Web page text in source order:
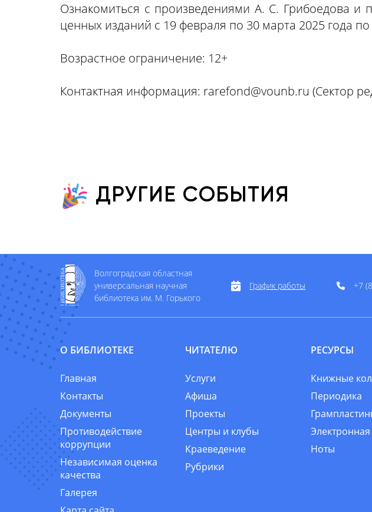
Ознакомиться с произведениями А. С. Грибоедова
ценных изданий с 19 февраля по 30 марта 2025 года
Возрастное ограничение: 12+
Контактная информация: rarefond@vounb.ru (Сектор
ДРУГИЕ СОБЫТИЯ
Волгоградская областная
универсальная научная
библиотека им. М. Горького
График работы +7
О БИБЛИОТЕКЕ
Главная
Контакты
Документы
Противодействие
коррупции
Независимая оценка
качества
Галерея
ЧИТАТЕЛЮ
Услуги
Афиша
Проекты
Центры и клубы
Краеведение
Рубрики
РЕСУРСЫ
Книжные
Периодика
Ноты